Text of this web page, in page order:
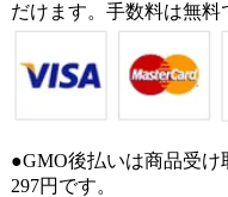
だけます。手数料は無料
●GMO後払いは商品受
297円です。